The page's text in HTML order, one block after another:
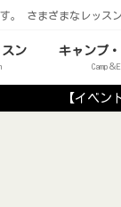
。 さまざまなレッス
ン キャンプ
Camp＆
【イベン